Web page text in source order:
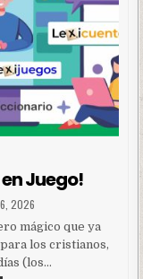
Juego!
2026
mágico que ya
los cristianos,
(los…